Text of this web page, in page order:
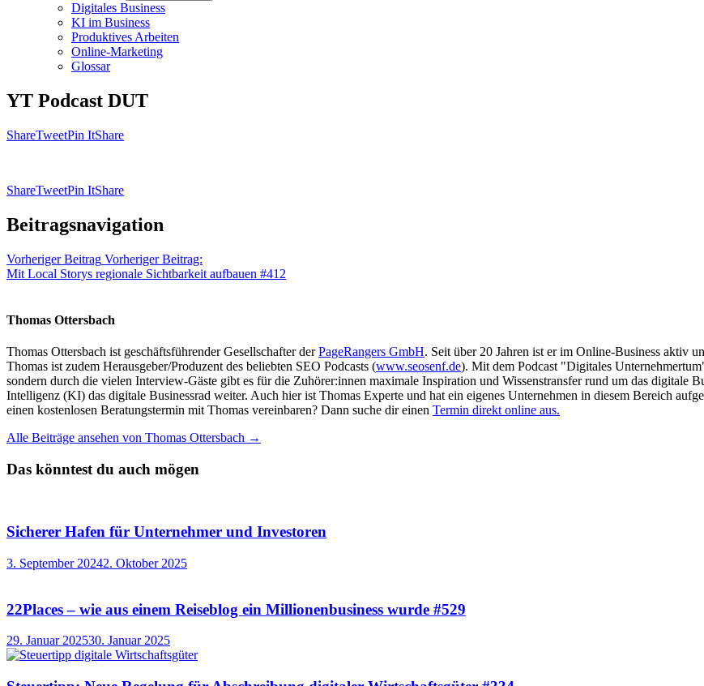
Digitales Business
KI im Business
Produktives Arbeiten
Online-Marketing
Glossar
YT Podcast DUT
ShareTweetPin ItShare
ShareTweetPin ItShare
Beitragsnavigation
Vorheriger Beitrag Vorheriger Beitrag:
Mit Local Storys regionale Sichtbarkeit aufbauen #412
Thomas Ottersbach
Thomas Ottersbach ist geschäftsführender Gesellschafter derPageRangers GmbH. Seit über 20 Jahren ist er im Online-Business aktiv
Thomas ist zudem Herausgeber/Produzent des beliebten SEO Podcasts (www.seosenf.de). Mit dem Podcast "Digitales
sondern durch die vielen Interview-Gäste gibt es für die Zuhörer:innen maximale Inspiration und Wissenstransfer rund um das digitale
Intelligenz (KI) das digitale Businessrad weiter. Auch hier ist Thomas Experte und hat ein eigenes Unternehmen in diesem Bereich
einen kostenlosen Beratungstermin mit Thomas vereinbaren? Dann suche dir einen Termin direkt online aus.
Alle Beiträge ansehen von Thomas Ottersbach →
Das könntest du auch mögen
Sicherer Hafen für Unternehmer und Investoren
3. September 20242. Oktober 2025
22Places – wie aus einem Reiseblog ein Millionenbusiness wurde #529
29. Januar 202530. Januar 2025